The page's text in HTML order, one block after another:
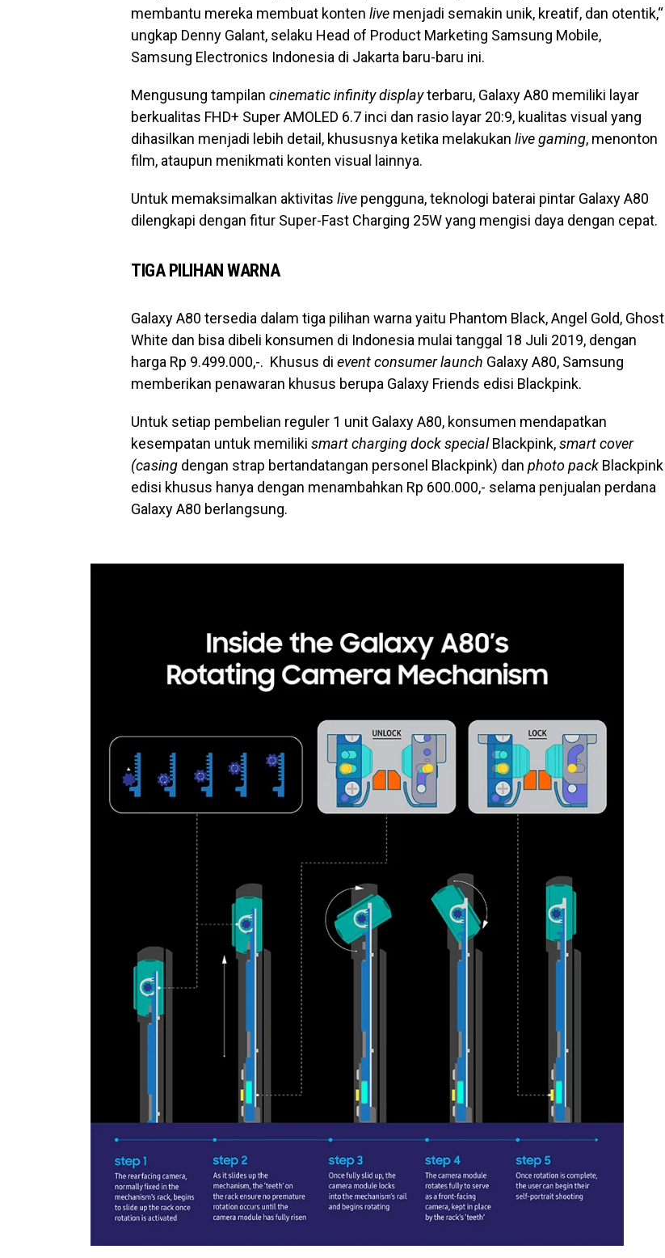
membantu mereka membuat konten live menjadi semakin unik, kreatif, dan otentik,“
ungkap Denny Galant, selaku Head of Product Marketing Samsung Mobile,
Samsung Electronics Indonesia di Jakarta baru-baru ini.
Mengusung tampilan cinematic infinity displayterbaru, Galaxy A80 memiliki layar
berkualitas FHD+ Super AMOLED 6.7 inci dan rasio layar 20:9, kualitas visual yang
dihasilkan menjadi lebih detail, khususnya ketika melakukan live gaming, menonton
film, ataupun menikmati konten visual lainnya.
Untuk memaksimalkan aktivitas live pengguna, teknologi baterai pintar Galaxy A80
dilengkapi dengan fitur Super-Fast Charging 25W yang mengisi daya dengan cepat.
TIGA PILIHAN WARNA
Galaxy A80 tersedia dalam tiga pilihan warna yaitu Phantom Black, Angel Gold, Ghost
White dan bisa dibeli konsumen di Indonesia mulai tanggal 18 Juli 2019, dengan
harga Rp 9.499.000,-. Khusus di eventconsumer launch Galaxy A80, Samsung
memberikan penawaran khusus berupa Galaxy Friends edisi Blackpink.
Untuk setiap pembelian reguler 1 unit Galaxy A80, konsumen mendapatkan
kesempatan untuk memiliki smart charging dock specialBlackpink,smart cover
(casing dengan strap bertandatangan personel Blackpink) dan photo pack Blackpink
edisi khusus hanya dengan menambahkan Rp 600.000,- selama penjualan perdana
Galaxy A80 berlangsung.